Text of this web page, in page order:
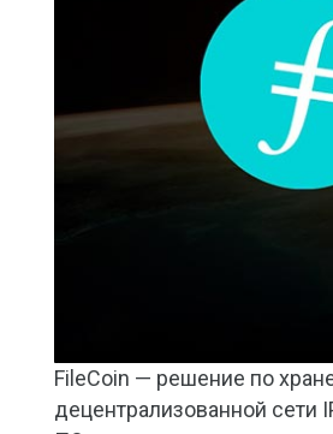
FileCoin — решение по
децентрализованной сети